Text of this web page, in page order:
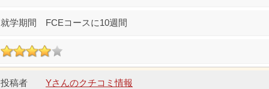
FCEコースに10週間
Yさんのクチコミ情報